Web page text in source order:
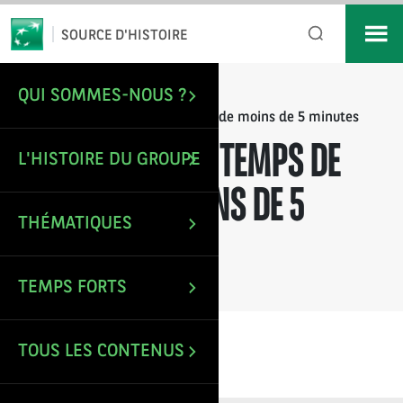
SOURCE D'HISTOIRE
QUI SOMMES-NOUS ?
L'HISTOIRE DU GROUPE
THÉMATIQUES
TEMPS FORTS
TOUS LES CONTENUS
ACCUEIL/
Contenus d’un temps de lecture de moins de 5 minutes
CONTENUS D’UN TEMPS DE
LECTURE DE MOINS DE 5
MINUTES
Email